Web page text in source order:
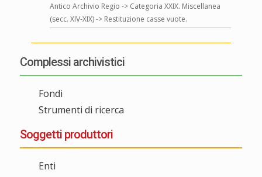
Antico Archivio Regio -> Categoria XXIX. Miscellanea
(secc. XIV-XIX) -> Restituzione casse vuote.
Complessi archivistici
Fondi
Strumenti di ricerca
Soggetti produttori
Enti